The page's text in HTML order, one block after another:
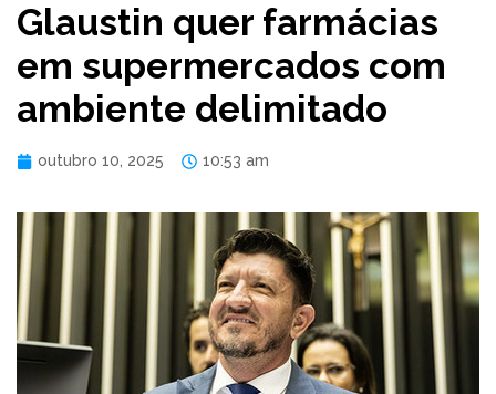
Glaustin quer farmácias
em supermercados com
ambiente delimitado
outubro 10, 2025 10:53 am